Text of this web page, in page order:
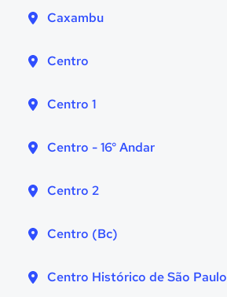
Caxambu
Centro
Centro 1
Centro - 16° Andar
Centro 2
Centro (Bc)
Centro Histórico de São Paulo